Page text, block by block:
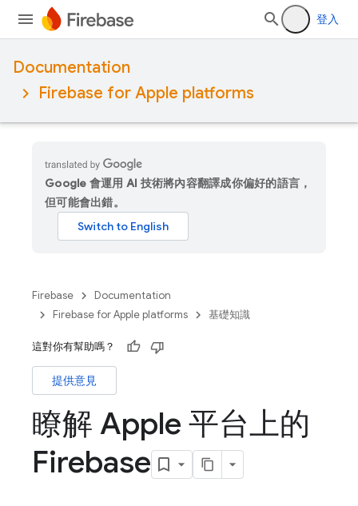
登入
Documentation
Firebase for Apple platforms
Google 會運用 AI 技術將內容翻譯成你偏好的語言，
但可能會出錯。
Firebase
Documentation
Firebase for Apple platforms
基礎知識
這對你有幫助嗎？
提供意見
瞭解 Apple 平台上的
Firebase